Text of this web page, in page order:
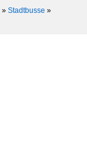
» Stadtbusse »